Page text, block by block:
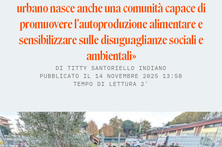
urbano nasce anche una comunità capace di
promuovere l'autoproduzione alimentare e
sensibilizzare sulle disuguaglianze sociali e
ambientali»
DI TITTY SANTORIELLO INDIANO
PUBBLICATO IL 14 NOVEMBRE 2025 13:58
TEMPO DI LETTURA 2'